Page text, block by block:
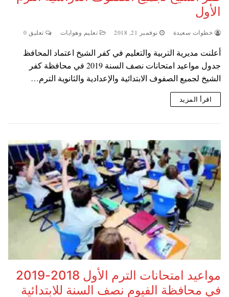
الأول
خطوات سعيدة نوفمبر 21, 2018 تعليم وهوايات تعليق 0
أعلنت مديرية التربية والتعليم في كفر الشيخ اعتماد المحافظ
جدول مواعيد امتحانات نصف السنة 2019 في محافظة كفر
الشيخ لجميع الصفوف الابتدائية والإعدادية والثانوية الترم…
اقرأ المزيد
مواعيد امتحانات الترم الأول 2018-2019
في محافظة الفيوم نصف السنة للابتدائية